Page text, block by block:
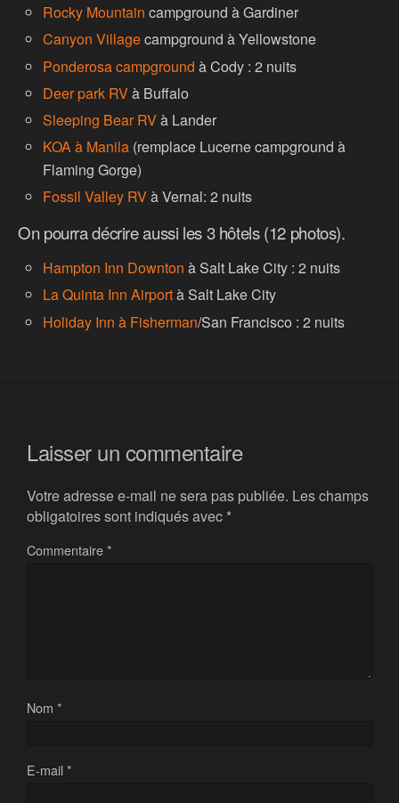
Rocky Mountaincampground à Gardiner
Canyon Villagecampground à Yellowstone
Ponderosa campground à Cody : 2 nuits
Deer park RVà Buffalo
Sleeping Bear RVà Lander
KOA à Manila (remplace Lucerne campground à
Flaming Gorge)
Fossil Valley RVà Vernal: 2 nuits
On pourra décrire aussi les 3 hôtels (12 photos).
Hampton Inn Downton à Salt Lake City : 2 nuits
La Quinta Inn Airportà Salt Lake City
Holiday Inn à Fisherman/San Francisco : 2 nuits
Laisser un commentaire
Votre adresse e-mail ne sera pas publiée. Les champs
obligatoires sont indiqués avec *
Commentaire*
Nom *
E-mail*